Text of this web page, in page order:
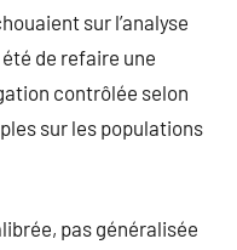
sur l’analyse
de refaire une
contrôlée selon
sur les populations
pas généralisée